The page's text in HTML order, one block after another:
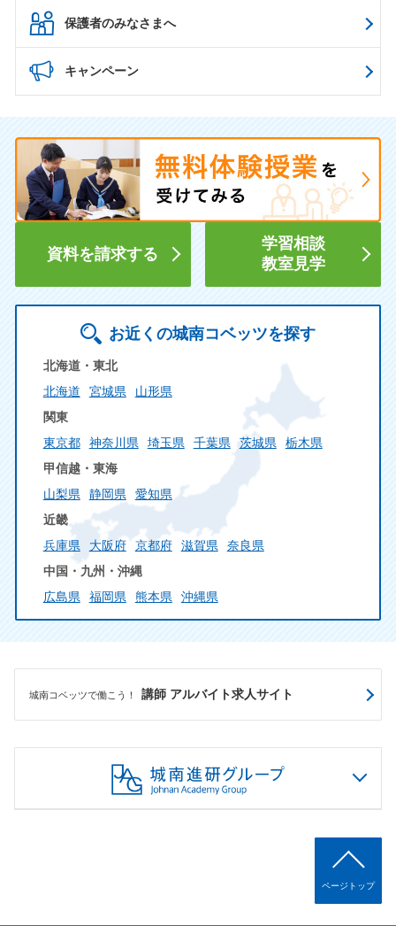
保護者のみなさまへ
キャンペーン
資料を請求する
学習相談
教室見学
お近くの城南コベッツを探す
北海道・東北
北海道
宮城県
山形県
関東
東京都
神奈川県 埼玉県 千葉県 茨城県
栃木県
甲信越・東海
山梨県
静岡県
愛知県
近畿
兵庫県
大阪府 京都府 滋賀県
奈良県
中国・九州・沖縄
広島県
福岡県 熊本県 沖縄県
城南コベッツで働こう！ 講師 アルバイト求人サイト
ページトップ